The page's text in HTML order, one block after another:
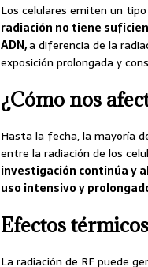
Los celulares emiten un
radiación no tiene
ADN,a diferencia de la
exposición prolongada y
¿Cómo nos
Hasta la fecha, la mayoría
entre la radiación de los
investigación continúa y
uso intensivo y
Efectos
La radiación de RF puede